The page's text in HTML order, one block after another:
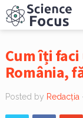
Cum îți
România,
Posted by Redacția